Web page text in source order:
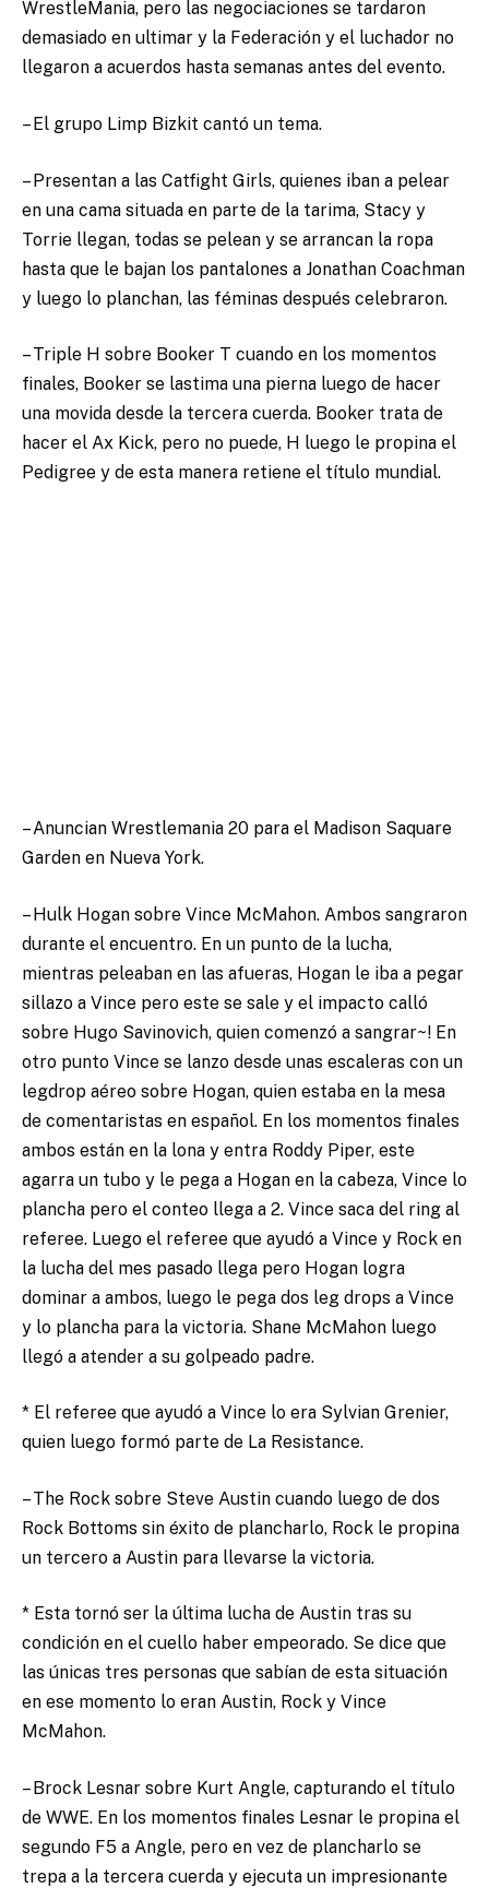
WrestleMania, pero las negociaciones se tardaron
demasiado en ultimar y la Federación y el luchador no
llegaron a acuerdos hasta semanas antes del evento.
– El grupo Limp Bizkit cantó un tema.
– Presentan a las Catfight Girls, quienes iban a pelear
en una cama situada en parte de la tarima, Stacy y
Torrie llegan, todas se pelean y se arrancan la ropa
hasta que le bajan los pantalones a Jonathan Coachman
y luego lo planchan, las féminas después celebraron.
– Triple H sobre Booker T cuando en los momentos
finales, Booker se lastima una pierna luego de hacer
una movida desde la tercera cuerda. Booker trata de
hacer el Ax Kick, pero no puede, H luego le propina el
Pedigree y de esta manera retiene el título mundial.
– Anuncian Wrestlemania 20 para el Madison Saquare
Garden en Nueva York.
– Hulk Hogan sobre Vince McMahon. Ambos sangraron
durante el encuentro. En un punto de la lucha,
mientras peleaban en las afueras, Hogan le iba a pegar
sillazo a Vince pero este se sale y el impacto calló
sobre Hugo Savinovich, quien comenzó a sangrar~! En
otro punto Vince se lanzo desde unas escaleras con un
legdrop aéreo sobre Hogan, quien estaba en la mesa
de comentaristas en español. En los momentos finales
ambos están en la lona y entra Roddy Piper, este
agarra un tubo y le pega a Hogan en la cabeza, Vince lo
plancha pero el conteo llega a 2. Vince saca del ring al
referee. Luego el referee que ayudó a Vince y Rock en
la lucha del mes pasado llega pero Hogan logra
dominar a ambos, luego le pega dos leg drops a Vince
y lo plancha para la victoria. Shane McMahon luego
llegó a atender a su golpeado padre.
* El referee que ayudó a Vince lo era Sylvian Grenier,
quien luego formó parte de La Resistance.
– The Rock sobre Steve Austin cuando luego de dos
Rock Bottoms sin éxito de plancharlo, Rock le propina
un tercero a Austin para llevarse la victoria.
* Esta tornó ser la última lucha de Austin tras su
condición en el cuello haber empeorado. Se dice que
las únicas tres personas que sabían de esta situación
en ese momento lo eran Austin, Rock y Vince
McMahon.
– Brock Lesnar sobre Kurt Angle, capturando el título
de WWE. En los momentos finales Lesnar le propina el
segundo F5 a Angle, pero en vez de plancharlo se
trepa a la tercera cuerda y ejecuta un impresionante